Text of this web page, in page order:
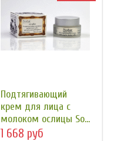
Подтягивающий
крем для лица с
молоком ослицы So...
1 668 руб